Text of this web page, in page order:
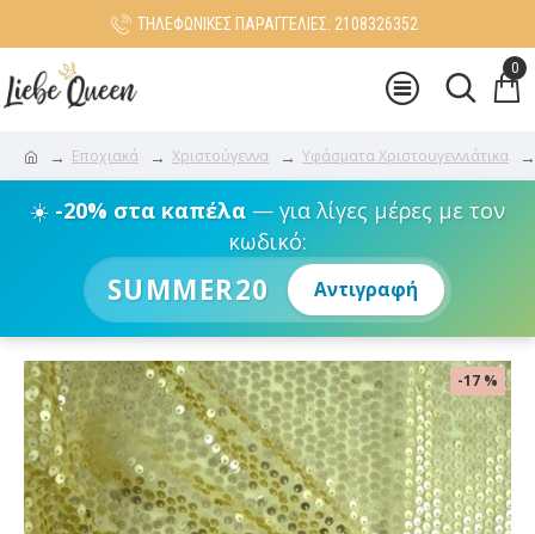
ΤΗΛΕΦΩΝΙΚΕΣ ΠΑΡΑΓΓΕΛΙΕΣ: 2108326352
0
Εποχιακά Χριστούγεννα Υφάσματα Χριστουγεννιάτικα
☀️ -20% στα καπέλα— για λίγες μέρες με τον
κωδικό:
SUMMER20 Αντιγραφή
-17 %